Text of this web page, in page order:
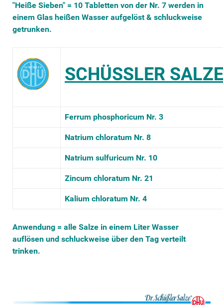
"Heiße Sieben" = 10 Tabletten von der Nr. 7 werden in
einem Glas heißen Wasser aufgelöst & schluckweise
getrunken.
SCHÜSSLER SALZ
Ferrum phosphoricum Nr. 3
Natrium chloratum Nr. 8
Natrium sulfuricum Nr. 10
Zincum chloratum Nr. 21
Kalium chloratum Nr. 4
Anwendung = alle Salze in einem Liter Wasser
auflösen und schluckweise über den Tag verteilt
trinken.